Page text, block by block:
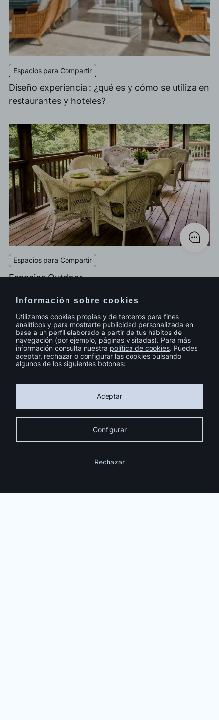
Espacios para Compartir
Diseño experiencial: ¿qué es y cómo se utiliza en
restaurantes y hoteles?
Espacios para Compartir
Espacios Outdoor
Ver todo
Pinterest LinkedIn
Información sobre cookies
Utilizamos cookies propias y de terceros para fines
analíticos y para mostrarte publicidad personalizada en
base a un perfil elaborado a partir de tus hábitos de
navegación (por ejemplo, páginas visitadas). Para más
información consulta nuestra política de cookies. Puedes
aceptar, rechazar o configurar las cookies pulsando
algunos de los siguientes botones:
Aceptar
Configurar
Rechazar